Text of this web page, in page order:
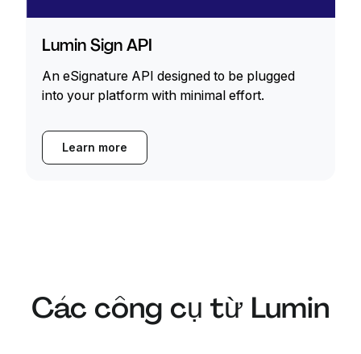
Lumin Sign API
An eSignature API designed to be plugged
into your platform with minimal effort.
Learn more
Các công cụ từ Lumin